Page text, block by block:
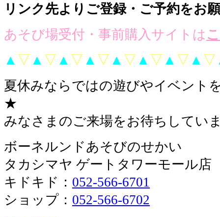
リンク先よりご登録・ご予約をお
あそび場受付・事前購入サイトは
▲ ▽ ▲ ▽ ▲ ▽ ▲ ▽ ▲ ▽ ▲ ▽ ▲ ▽ ▲ ▽
夏休みならではの遊びやイベント
★
みなさまのご来場をお待ちしてい
ボーネルンドあそびのせかい
タカシマヤ ゲートタワーモール店
キドキド： 052-566-6701
ショップ： 052-566-6702